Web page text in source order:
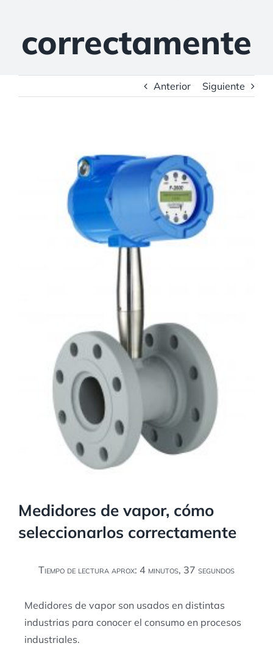
correctamente
Anterior Siguiente
Medidores de vapor, cómo
seleccionarlos correctamente
Tiempo de lectura aprox: 4 minutos, 37 segundos
Medidores de vapor son usados en distintas
industrias para conocer el consumo en procesos
industriales.